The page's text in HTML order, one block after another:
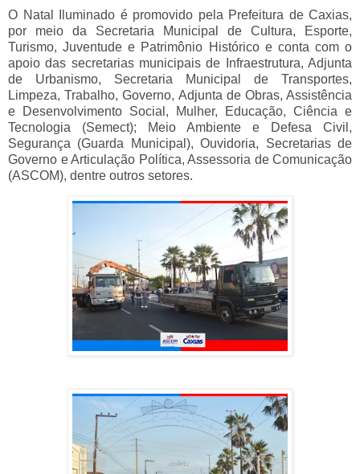
O Natal Iluminado é promovido pela Prefeitura de Caxias,
por meio da Secretaria Municipal de Cultura, Esporte,
Turismo, Juventude e Patrimônio Histórico e conta com o
apoio das secretarias municipais de Infraestrutura, Adjunta
de Urbanismo, Secretaria Municipal de Transportes,
Limpeza, Trabalho, Governo, Adjunta de Obras, Assistência
e Desenvolvimento Social, Mulher, Educação, Ciência e
Tecnologia (Semect); Meio Ambiente e Defesa Civil,
Segurança (Guarda Municipal), Ouvidoria, Secretarias de
Governo e Articulação Política, Assessoria de Comunicação
(ASCOM), dentre outros setores.